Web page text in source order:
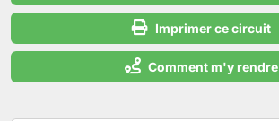
Imprimer ce circuit
Comment m'y rendre